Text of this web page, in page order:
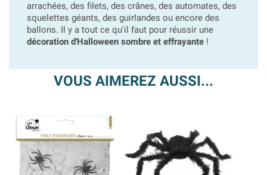
arrachées, des filets, des crânes, des automates, des
squelettes géants, des guirlandes ou encore des
ballons. Il y a tout ce qu'il faut pour réussir une
décoration d'Halloween sombre et effrayante !
VOUS AIMEREZ AUSSI...